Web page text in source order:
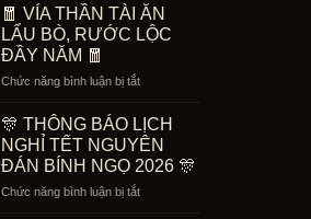
Lễ
30/4
Tại
Bò
Tươi
100
C
Tiệc
Giờ
Vàng
Tặng
Bò
5
Món
299K
🧧 VÍA THẦN TÀI ĂN
LẨU BÒ, RƯỚC LỘC
ĐẦY NĂM 🧧
Chức năng bình luận bị tắtở
VÍA
THẦN
TÀI
ĂN
LẨU
🎊 THÔNG BÁO LỊCH
NGHỈ TẾT NGUYÊN
ĐÁN BÍNH NGỌ 2026 🎊
Chức năng bình luận bị tắtở